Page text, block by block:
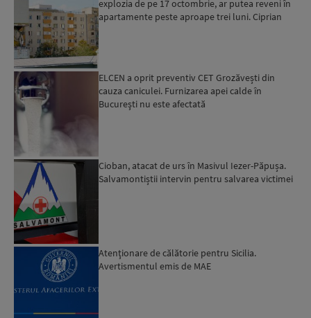
explozia de pe 17 octombrie, ar putea reveni în
apartamente peste aproape trei luni. Ciprian
ELCEN a oprit preventiv CET Grozăvești din
cauza caniculei. Furnizarea apei calde în
Bucureşti nu este afectată
Cioban, atacat de urs în Masivul Iezer-Păpușa.
Salvamontiștii intervin pentru salvarea victimei
Atenţionare de călătorie pentru Sicilia.
Avertismentul emis de MAE